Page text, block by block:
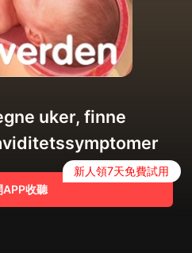
uker, finne
APP收聽
新人領7天免費試用